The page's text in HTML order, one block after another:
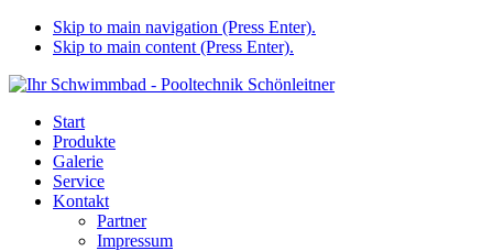
Skip to main navigation (Press Enter).
Skip to main content (Press Enter).
Start
Produkte
Galerie
Service
Kontakt
Partner
Impressum